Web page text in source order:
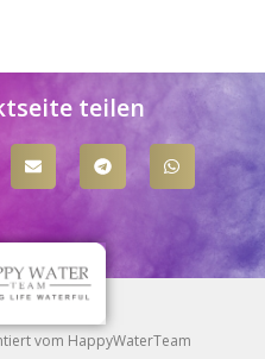
teilen
vom HappyWaterTeam